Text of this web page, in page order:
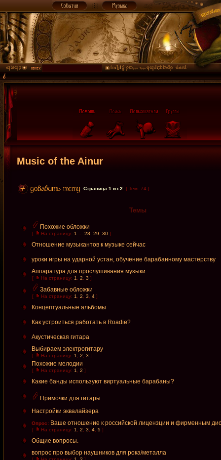
Music of the Ainur
Страница 1 из 2 [ Тем: 74 ]
Темы
Похожие обложки
[ На страницу: 1 28 29 30 ]
Отношение музыкантов к музыке сейчас
уроки игры на ударной устан, обучение барабанному мастерству
Аппаратура для прослушивания музыки
[ На страницу: 1 2 3 ]
Забавные обложки
[ На страницу: 1 2 3 4 ]
Концептуальные альбомы
Как устроиться работать в Roadie?
Акустическая гитара
Выбираем электрогитару
[ На страницу: 1 2 3 ]
Похожие мелодии
[ На страницу: 1 2 ]
Какие банды используют виртуальные барабаны?
Примочки для гитары
Настройки эквалайзера
Опрос: Ваше отношение к российской лицензции и фирменным
[ На страницу: 1 2 3 4 5 ]
Общие вопросы.
вопрос про выбор наушников для рока/металла